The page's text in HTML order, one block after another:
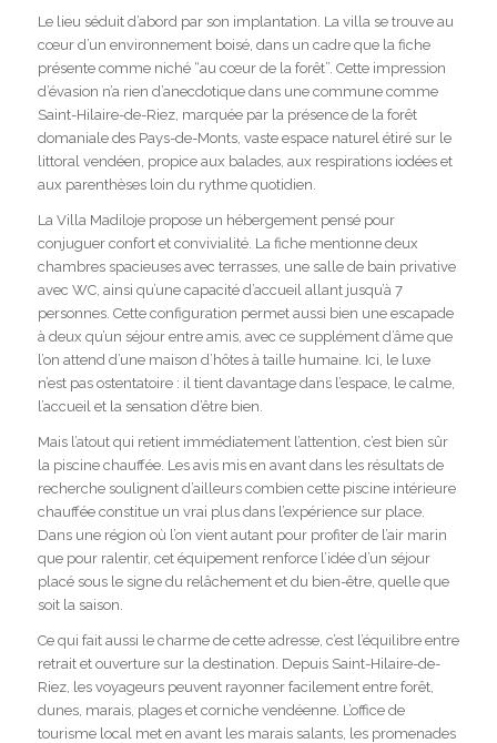
Le lieu séduit d’abord par son implantation. La villa se trouve au
cœur d’un environnement boisé, dans un cadre que la fiche
présente comme niché “au cœur de la forêt”. Cette impression
d’évasion n’a rien d’anecdotique dans une commune comme
Saint-Hilaire-de-Riez, marquée par la présence de la forêt
domaniale des Pays-de-Monts, vaste espace naturel étiré sur le
littoral vendéen, propice aux balades, aux respirations iodées et
aux parenthèses loin du rythme quotidien.
La Villa Madiloje propose un hébergement pensé pour
conjuguer confort et convivialité. La fiche mentionne deux
chambres spacieuses avec terrasses, une salle de bain privative
avec WC, ainsi qu’une capacité d’accueil allant jusqu’à 7
personnes. Cette configuration permet aussi bien une escapade
à deux qu’un séjour entre amis, avec ce supplément d’âme que
l’on attend d’une maison d’hôtes à taille humaine. Ici, le luxe
n’est pas ostentatoire : il tient davantage dans l’espace, le calme,
l’accueil et la sensation d’être bien.
Mais l’atout qui retient immédiatement l’attention, c’est bien sûr
la piscine chauffée. Les avis mis en avant dans les résultats de
recherche soulignent d’ailleurs combien cette piscine intérieure
chauffée constitue un vrai plus dans l’expérience sur place.
Dans une région où l’on vient autant pour profiter de l’air marin
que pour ralentir, cet équipement renforce l’idée d’un séjour
placé sous le signe du relâchement et du bien-être, quelle que
soit la saison.
Ce qui fait aussi le charme de cette adresse, c’est l’équilibre entre
retrait et ouverture sur la destination. Depuis Saint-Hilaire-de-
Riez, les voyageurs peuvent rayonner facilement entre forêt,
dunes, marais, plages et corniche vendéenne. L’office de
tourisme local met en avant les marais salants, les promenades